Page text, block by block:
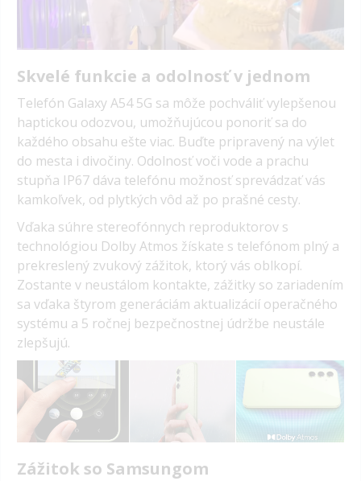
Skvelé funkcie a odolnosť v jednom
Telefón Galaxy A54 5G sa môže pochváliť vylepšenou
haptickou odozvou, umožňujúcou ponoriť sa do
každého obsahu ešte viac. Buďte pripravený na výlet
do mesta i divočiny. Odolnosť voči vode a prachu
stupňa IP67 dáva telefónu možnosť sprevádzať vás
kamkoľvek, od plytkých vôd až po prašné cesty.
Vďaka súhre stereofónnych reproduktorov s
technológiou Dolby Atmos žískate s telefónom plný a
prekreslený zvukový zážitok, ktorý vás oblkopí.
Zostante v neustálom kontakte, zážitky so zariadením
sa vďaka štyrom generáciám aktualizácií operačného
systému a 5 ročnej bezpečnostnej údržbe neustále
zlepšujú.
Zážitok so Samsungom